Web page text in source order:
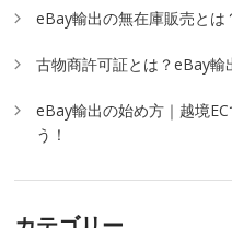
eBay輸出の無在庫販売と
古物商許可証とは？eBay輸
eBay輸出の始め方｜越境
う！